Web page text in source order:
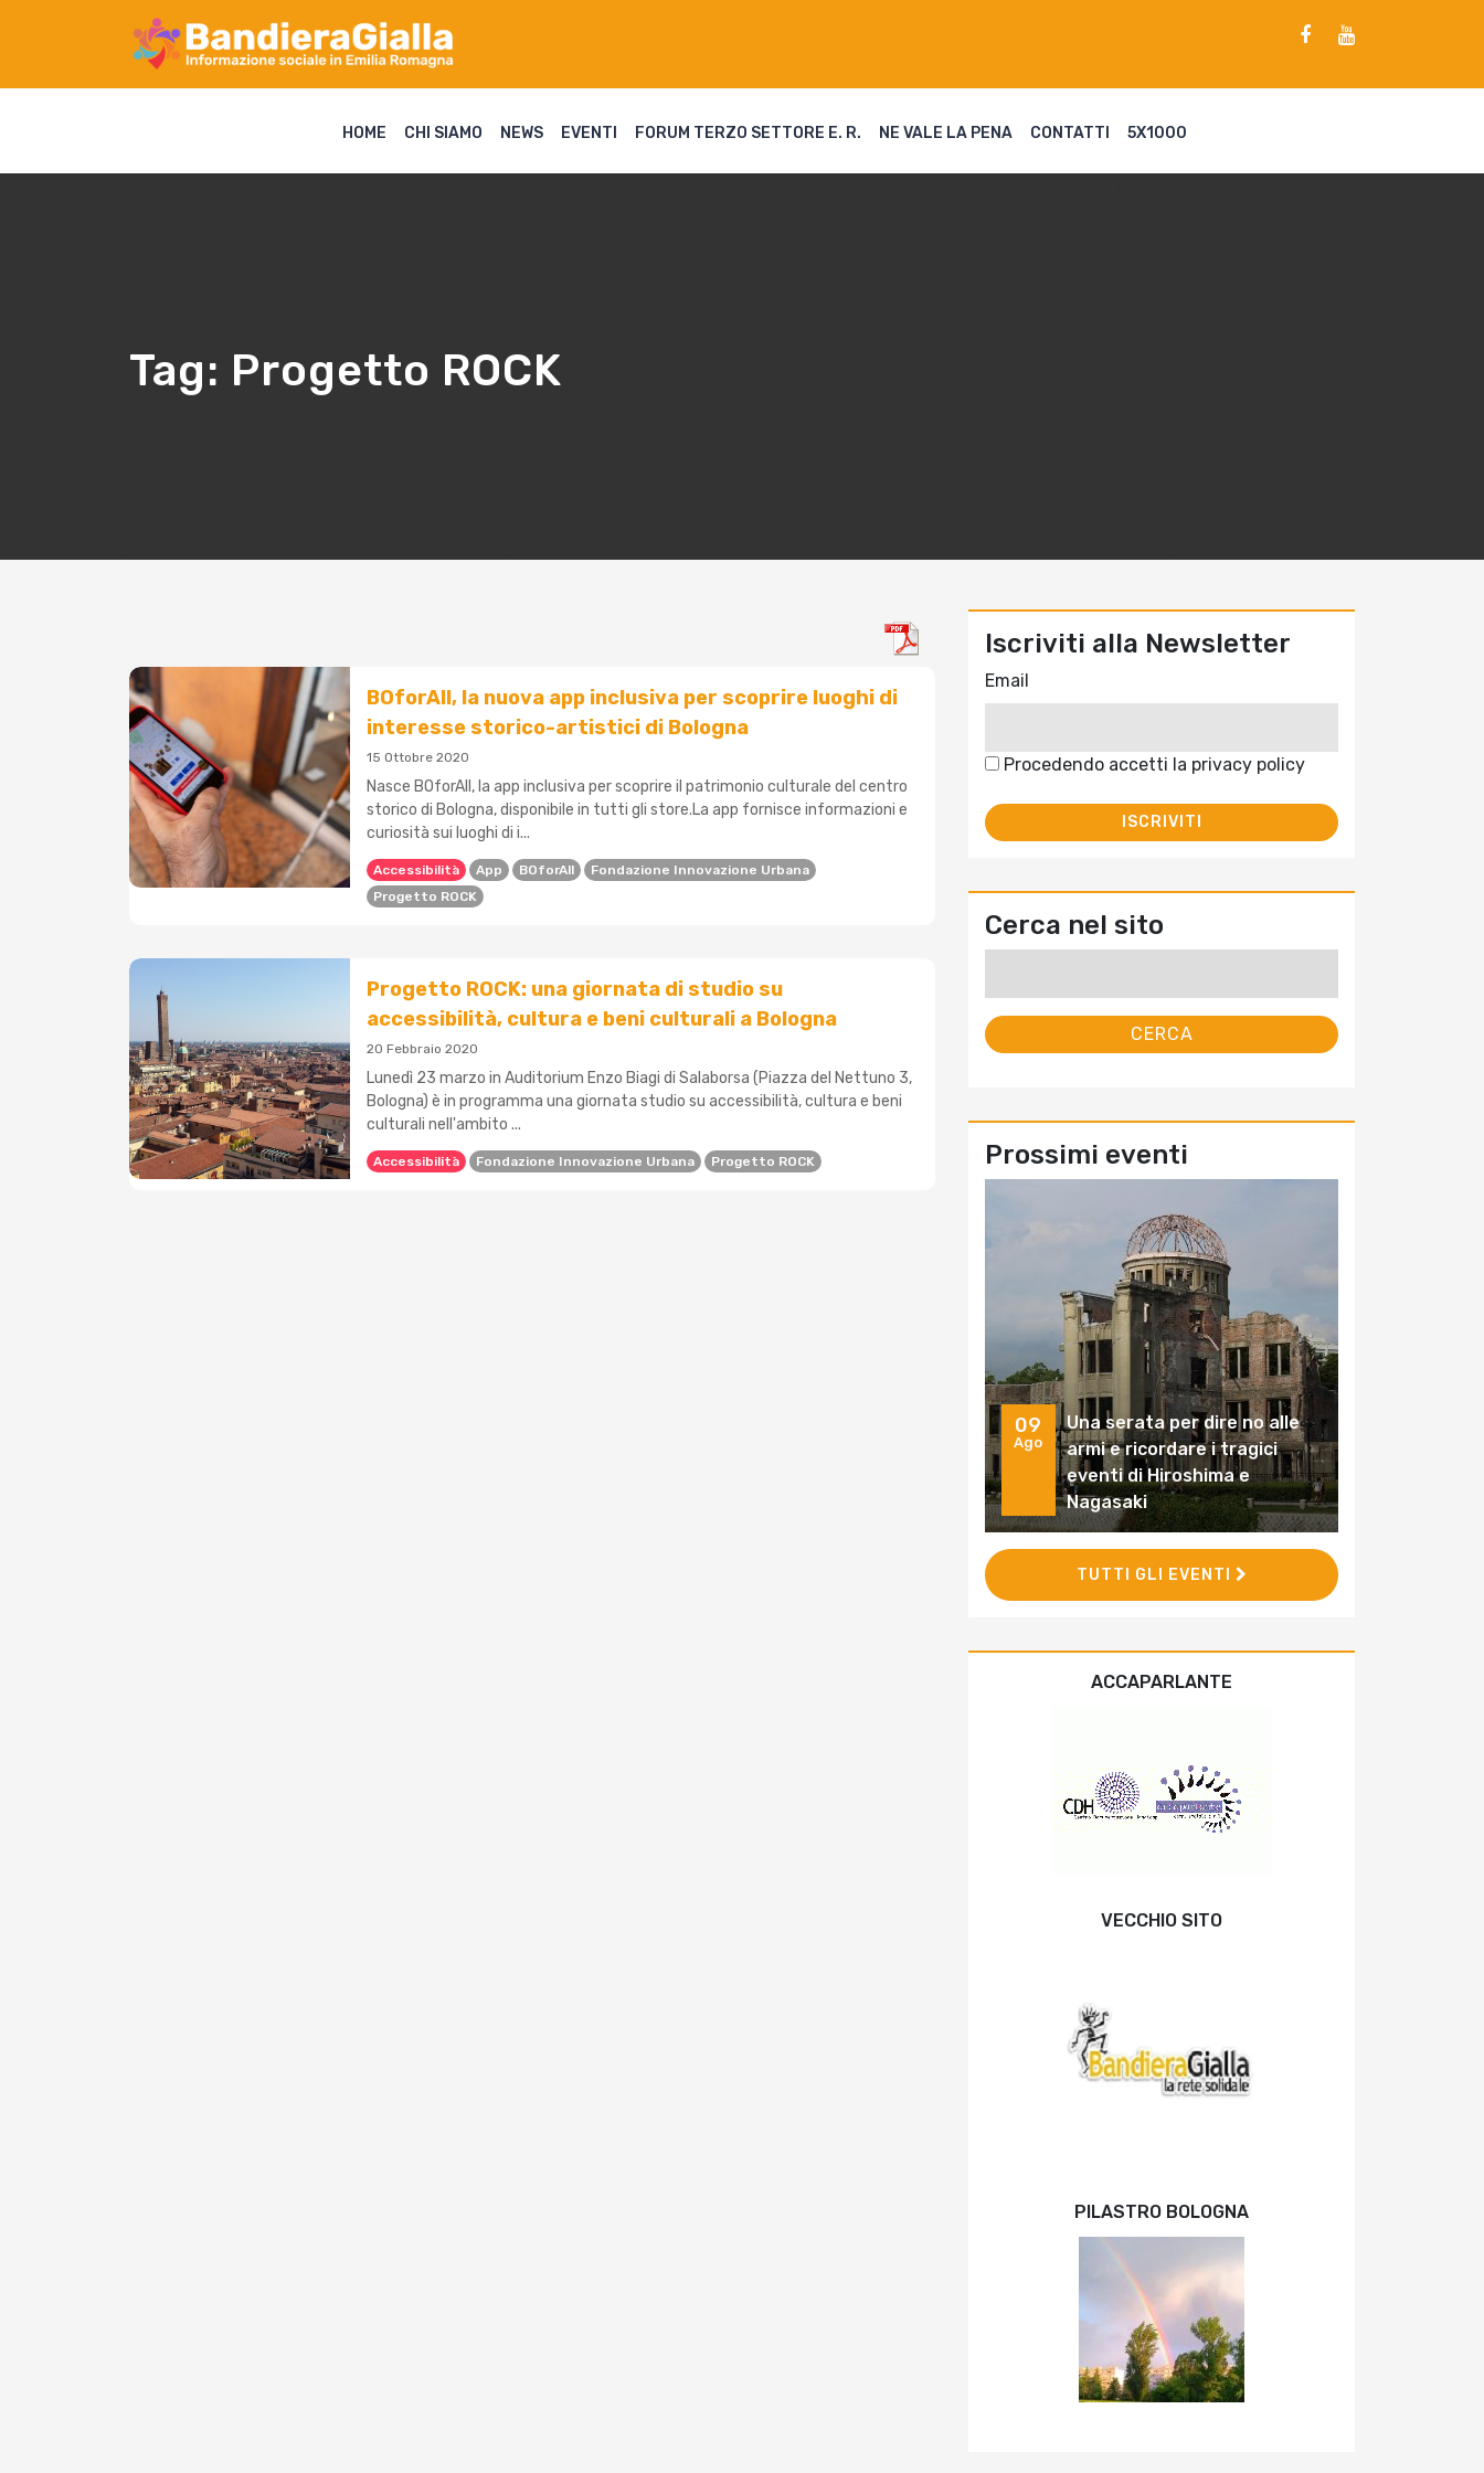
HOME CHI SIAMO NEWS EVENTI FORUM TERZO SETTORE E. R. NE VALE LA PENA CONTATTI 5X1000
Tag: Progetto ROCK
BOforAll, la nuova app inclusiva per scoprire luoghi di
interesse storico-artistici di Bologna
15 Ottobre 2020
Nasce BOforAll, la app inclusiva per scoprire il patrimonio culturale del centro
storico di Bologna, disponibile in tutti gli store.La app fornisce informazioni e
curiosità sui luoghi di i...
Accessibilità App BOforAll
Fondazione Innovazione Urbana
Progetto ROCK
Progetto ROCK: una giornata di studio su
accessibilità, cultura e beni culturali a Bologna
20 Febbraio 2020
Lunedì 23 marzo in Auditorium Enzo Biagi di Salaborsa (Piazza del Nettuno 3,
Bologna) è in programma una giornata studio su accessibilità, cultura e beni
culturali nell'ambito ...
Accessibilità Fondazione Innovazione Urbana Progetto ROCK
Iscriviti alla Newsletter
Email
Procedendo accetti la privacy policy
Cerca nel sito
Prossimi eventi
09
Ago
Una serata per dire no alle
armi e ricordare i tragici
eventi di Hiroshima e
Nagasaki
TUTTI GLI EVENTI
ACCAPARLANTE
VECCHIO SITO
PILASTRO BOLOGNA